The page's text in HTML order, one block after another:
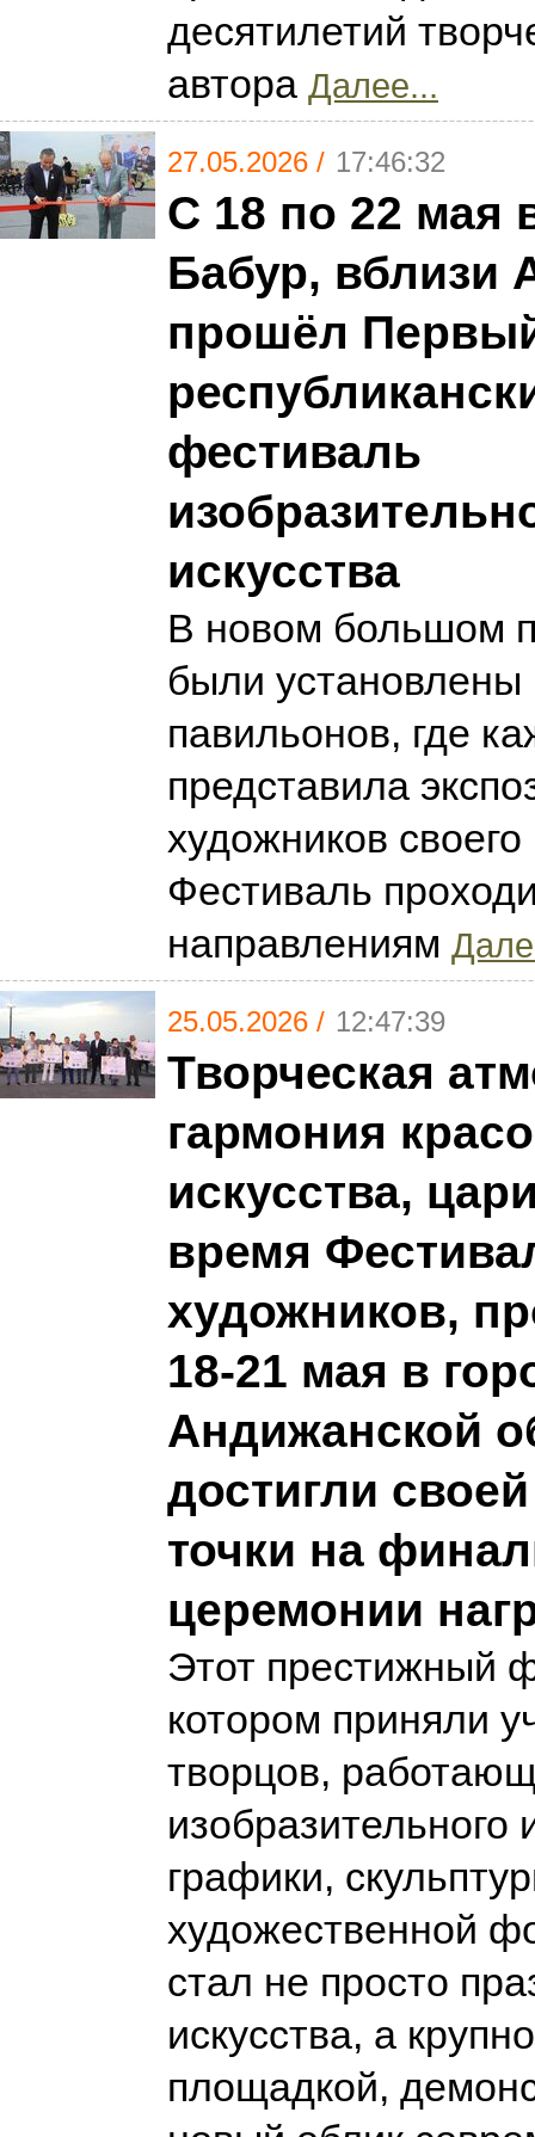
десятилетий
автора Далее...
27.05.2026 / 17:46:32
С 18 по 22 мая
Бабур, вблизи
прошёл
фестиваль
искусства
В новом большом
были установлены
павильонов, где
представила
художников своего
Фестиваль
направлениям
25.05.2026 / 12:47:39
Творческая
гармония
искусства,
время
художников,
18-21 мая в
Андижанской
достигли
точки на
церемонии
Этот престижный
котором приняли
творцов,
изобразительного
графики,
художественной
стал не просто
искусства, а
площадкой,